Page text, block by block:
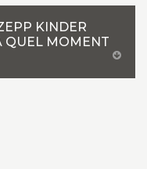
KINDER
QUEL MOMENT